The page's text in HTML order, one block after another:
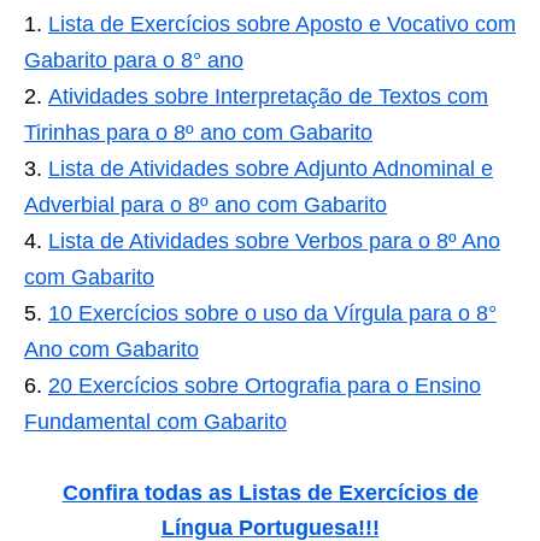
Lista de Exercícios sobre Aposto e Vocativo com
Gabarito para o 8° ano
Atividades sobre Interpretação de Textos com
Tirinhas para o 8º ano com Gabarito
Lista de Atividades sobre Adjunto Adnominal e
Adverbial para o 8º ano com Gabarito
Lista de Atividades sobre Verbos para o 8º Ano
com Gabarito
10 Exercícios sobre o uso da Vírgula para o 8°
Ano com Gabarito
20 Exercícios sobre Ortografia para o Ensino
Fundamental com Gabarito
Confira todas as Listas de Exercícios de
Língua Portuguesa!!!